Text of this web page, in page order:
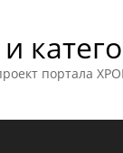
портала